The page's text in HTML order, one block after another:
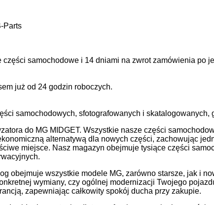
Parts
samochodowe i 14 dniami na zwrot zamówienia po
już od 24 godzin roboczych.
samochodowych, sfotografowanych i skatalogowanych,
do MG MIDGET. Wszystkie nasze części
alternatywą dla nowych części, zachowując
miejsce. Nasz magazyn obejmuje tysiące części
obejmuje wszystkie modele MG, zarówno starsze, jak i
wymiany, czy ogólnej modernizacji Twojego
zapewniając całkowity spokój ducha przy zakupie.